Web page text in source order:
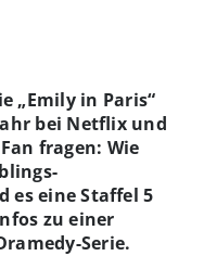
„Emily in Paris“
bei Netflix und
fragen: Wie
es eine Staffel 5
zu einer
Serie.